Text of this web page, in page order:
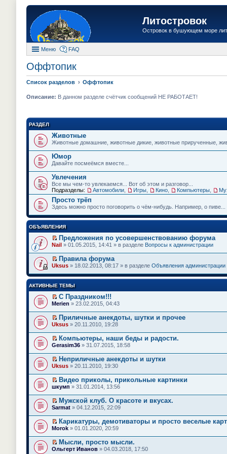
Литостровок
Островок в бушующем море
Меню FAQ
Оффтопик
Список разделов Оффтопик
Описание: В данном разделе счётчик сообщений НЕ РАБОТАЕТ!
РАЗДЕЛ
Животные
Животные домашние, животные дикие, животные прирученные,
Юмор
Давайте посмеёмся вместе...
Увлечения
Все мы чем-то увлекаемся... Вот об этом и разговор...
Подразделы:
Автомобили Игры Кино Компьютеры
Просто трёп
Здесь можно просто поговорить о чём-нибудь. Например, о пиве...
ОБЪЯВЛЕНИЯ
П
р
е
й
т
и
к
п
е
р
о
м
у
н
е
п
р
о
ч
т
а
н
н
о
м
с
о
о
б
щ
е
Предложения по усовершенствованию форума
Nail » 01.05.2015, 14:41 » в разделе Вопросы к администрации
П
р
й
т
и
к
п
е
р
о
м
у
н
е
п
р
о
ч
и
т
а
н
н
о
м
с
о
о
Правила форума
Uksus » 18.02.2013, 08:17 » в разделе Объявления администрации
АКТИВНЫЕ ТЕМЫ
П
р
е
й
т
и
к
е
р
в
о
м
у
е
п
р
о
ч
и
т
а
н
С Праздником!!!
Merien » 23.02.2015, 04:43
П
р
е
й
т
и
к
е
р
в
о
м
у
е
п
р
о
ч
и
Приличные анекдоты, шутки и прочее
Uksus » 20.11.2010, 19:28
П
р
е
й
т
и
к
е
р
в
о
м
у
е
п
р
Компьютеры, наши беды и радости.
Gerasim36 » 31.07.2015, 18:58
П
р
е
й
т
и
к
е
р
в
о
м
у
Неприличные анекдоты и шутки
Uksus » 20.11.2010, 19:30
П
е
р
е
й
т
и
к
е
р
в
Видео приколы, прикольные картинки
шкумп » 31.01.2014, 13:56
П
р
е
й
т
и
к
Мужской клуб. О красоте и вкусах.
Sarmat » 04.12.2015, 22:09
П
р
е
й
Карикатуры, демотиваторы и просто веселые
Morok » 01.01.2020, 20:59
П
Мысли, просто мысли.
Ольгерт Иванов » 04.03.2018, 17:50